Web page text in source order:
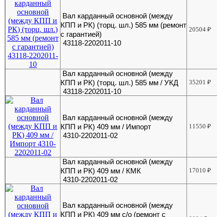
Вал карданный основной (между
КПП и РК) (торц. шл.) 585 мм (ремонт
с гарантией)
43118-2202011-10
20504₽
Вал карданный основной (между
КПП и РК) (торц. шл.) 585 мм / УКД
43118-2202011-10
35201₽
Вал карданный основной (между
КПП и РК) 409 мм / Импорт
4310-2202011-02
11550₽
Вал карданный основной (между
КПП и РК) 409 мм / КМК
4310-2202011-02
17010₽
Вал карданный основной (между
КПП и РК) 409 мм с/о (ремонт с